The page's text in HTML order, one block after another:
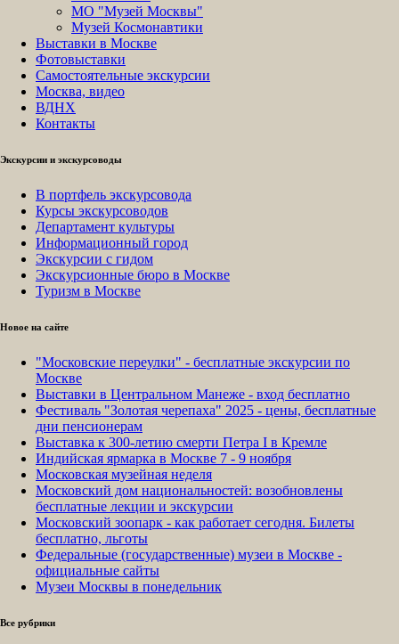
МО "Музей Москвы"
Музей Космонавтики
Выставки в Москве
Фотовыставки
Самостоятельные экскурсии
Москва, видео
ВДНХ
Контакты
Экскурсии и экскурсоводы
В портфель экскурсовода
Курсы экскурсоводов
Департамент культуры
Информационный город
Экскурсии с гидом
Экскурсионные бюро в Москве
Туризм в Москве
Новое на сайте
"Московские переулки" - бесплатные экскурсии по
Москве
Выставки в Центральном Манеже - вход бесплатно
Фестиваль "Золотая черепаха" 2025 - цены, бесплатные
дни пенсионерам
Выставка к 300-летию смерти Петра I в Кремле
Индийская ярмарка в Москве 7 - 9 ноября
Московская музейная неделя
Московский дом национальностей: возобновлены
бесплатные лекции и экскурсии
Московский зоопарк - как работает сегодня. Билеты
бесплатно, льготы
Федеральные (государственные) музеи в Москве -
официальные сайты
Музеи Москвы в понедельник
Все рубрики